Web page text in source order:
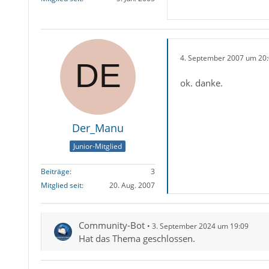
Der_Manu
Junior-Mitglied
Beiträge
3
Mitglied seit
20. Aug. 2007
4. September 2007 um
ok. danke.
Community-Bot 3. September 2024 um 19:09
Hat das Thema geschlossen.